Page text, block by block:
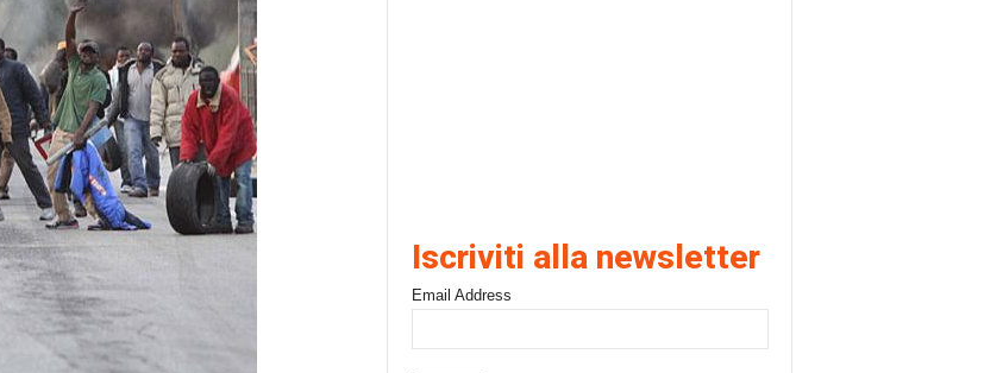
Iscriviti alla newsletter
Email Address